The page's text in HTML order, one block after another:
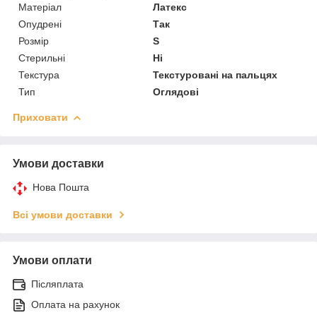
Матеріал
Латекс
Опудрені
Так
Розмір
S
Стерильні
Ні
Текстура
Текстуровані на пальцях
Тип
Оглядові
Приховати
Умови доставки
Нова Пошта
Всі умови доставки
Умови оплати
Післяплата
Оплата на рахунок